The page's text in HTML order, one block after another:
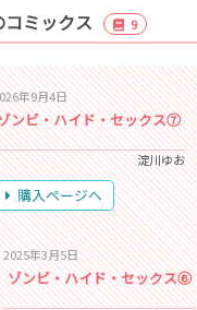
コミックス 9
年9月4日
ンビ・ハイド・セックス⑦
淀川ゆお
購入ページへ
2025年3月5日
ゾンビ・ハイド・セックス⑥